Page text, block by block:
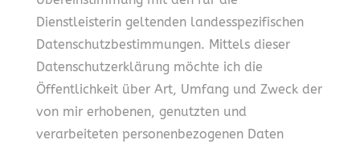
Dienstleisterin geltenden landesspezifischen
Datenschutzbestimmungen. Mittels dieser
Datenschutzerklärung möchte ich die
Öffentlichkeit über Art, Umfang und Zweck der
von mir erhobenen, genutzten und
verarbeiteten personenbezogenen Daten